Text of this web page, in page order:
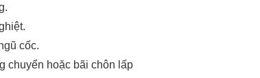
cốc.
chuyển hoặc bãi chôn lấp